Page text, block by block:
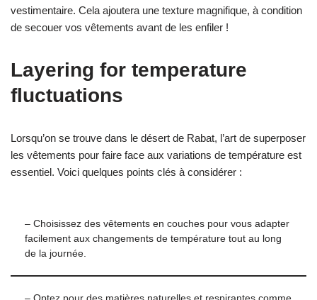
vestimentaire. Cela ajoutera une texture magnifique, à condition
de secouer vos vêtements avant de les enfiler !
Layering for temperature
fluctuations
Lorsqu’on se trouve dans le désert de Rabat, l’art de superposer
les vêtements pour faire face aux variations de température est
essentiel. Voici quelques points clés à considérer :
– Choisissez des vêtements en couches pour vous adapter
facilement aux changements de température tout au long
de la journée.